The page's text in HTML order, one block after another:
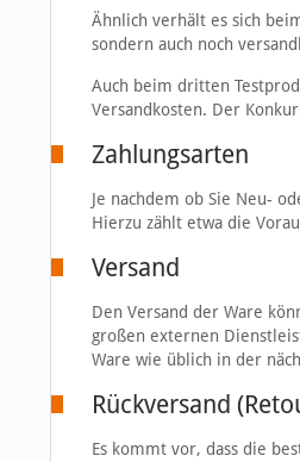
Ähnlich verhält es sich
sondern auch noch
Auch beim dritten
Versandkosten. Der
Zahlungsarten
Je nachdem ob Sie Neu-
Hierzu zählt etwa die
Versand
Den Versand der Ware
großen externen
Ware wie üblich in der
Rückversand
Es kommt vor, dass die